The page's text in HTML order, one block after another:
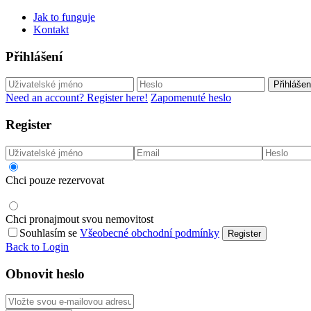
Jak to funguje
Kontakt
Přihlášení
Need an account? Register here! Zapomenuté heslo
Register
Chci pouze rezervovat
Chci pronajmout svou nemovitost
Souhlasím se Všeobecné obchodní podmínky Register
Back to Login
Obnovit heslo